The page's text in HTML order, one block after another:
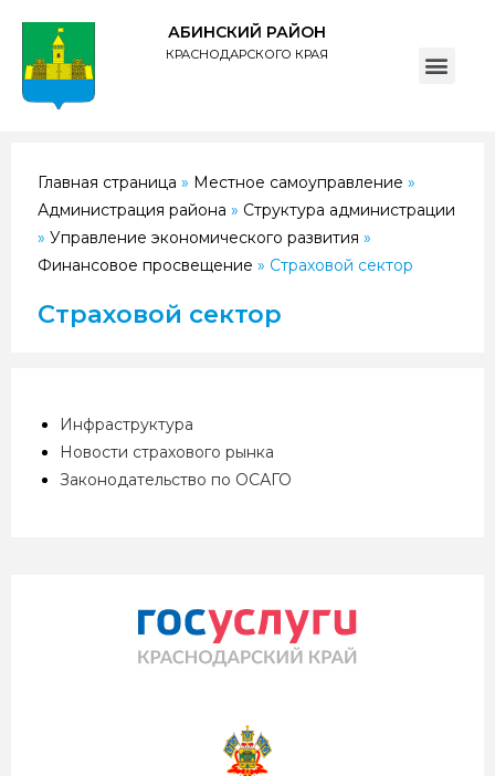
АБИНСКИЙ РАЙОН
КРАСНОДАРСКОГО КРАЯ
Главная страница » Местное самоуправление »
Администрация района » Структура администрации
» Управление экономического развития »
Финансовое просвещение » Страховой сектор
Страховой сектор
Инфраструктура
Новости страхового рынка
Законодательство по ОСАГО